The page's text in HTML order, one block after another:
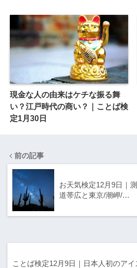
現金な人の由来はケチな振る舞
い？江戸時代の商い？｜ことば検
定1月30日
前の記事
お天気検定12月9日｜
道帯広と東京/潮岬/…
ことば検定12月9日｜日本人初のアイ